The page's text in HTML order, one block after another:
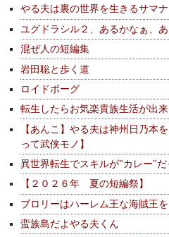
やる夫は裏の世界を生きるサマ
ユグドラシル２、あるかなぁ、あ
混ぜ人の短編集
岩田聡と歩く道
ロイドボーグ
転生したらお気楽貴族生活が出
【あんこ】やる夫は神州日乃本
って武侠モノ】
異世界転生でスキルが"カレー"だ
【２０２６年 夏の短編祭】
ブロリーはハーレム王な海賊王
蛮族島だよやる夫くん